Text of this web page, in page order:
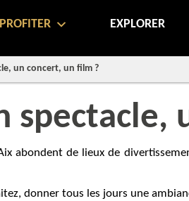
PROFITER EXPLORER
un concert, un film ?
spectacle,
abondent de lieux de
donner tous les jours une